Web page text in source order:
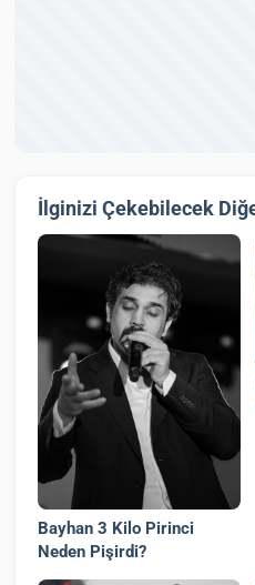
İlginizi Çekebilecek
Bayhan 3 Kilo Pirinci
Neden Pişirdi?